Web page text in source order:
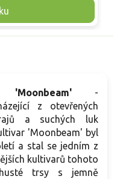
mohou jemně
nese úbory 5–7 cm,
samovýsevem a
-
z otevřených
a suchých luk
'Moonbeam' byl
a stal se jedním z
kultivarů tohoto
trsy s jemně